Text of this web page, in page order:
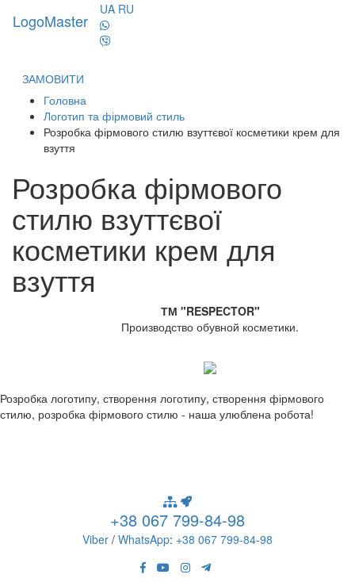
LogoMaster
UA RU
ЗАМОВИТИ
Головна
Логотип та фірмовий стиль
Розробка фірмового стилю взуттєвої косметики крем для
взуття
Розробка фірмового
стилю взуттєвої
косметики крем для
взуття
ТМ "RESPECTOR"
Производство обувной косметики.
Розробка логотипу, створення логотипу, створення фірмового
стилю, розробка фірмового стилю - наша улюблена робота!
+38 067 799-84-98
Viber / WhatsApp: +38 067 799-84-98